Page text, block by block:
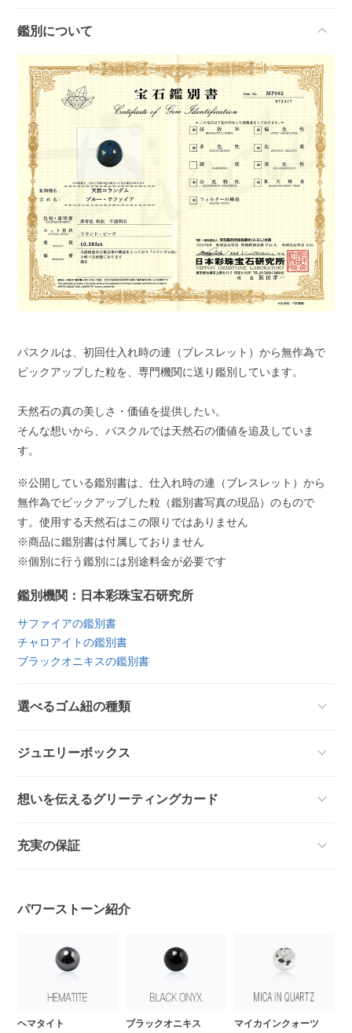
鑑別について
パスクルは、初回仕入れ時の連（ブレスレット）から無作為で
ピックアップした粒を、専門機関に送り鑑別しています。
天然石の真の美しさ・価値を提供したい。
そんな想いから、パスクルでは天然石の価値を追及していま
す。
※公開している鑑別書は、仕入れ時の連（ブレスレット）から
無作為でピックアップした粒（鑑別書写真の現品）のもので
す。使用する天然石はこの限りではありません
※商品に鑑別書は付属しておりません
※個別に行う鑑別には別途料金が必要です
鑑別機関：日本彩珠宝石研究所
サファイアの鑑別書
チャロアイトの鑑別書
ブラックオニキスの鑑別書
選べるゴム紐の種類
ジュエリーボックス
想いを伝えるグリーティングカード
充実の保証
パワーストーン紹介
ヘマタイト ブラックオニキス マイカインクォーツ